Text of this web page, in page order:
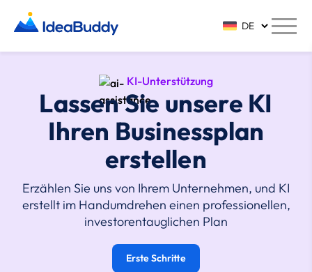
KI-Unterstützung
Lassen Sie unsere KI
Ihren Businessplan
erstellen
Erzählen Sie uns von Ihrem Unternehmen, und KI
erstellt im Handumdrehen einen professionellen,
investorentauglichen Plan
Erste Schritte